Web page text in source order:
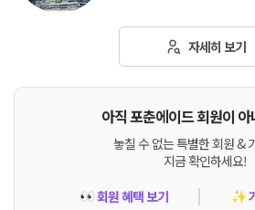
자세히 보기
아직 포춘에이드 회원이
놓칠 수 없는 특별한 회원 &
지금 확인하세요!
👀회원 혜택 보기 ✨